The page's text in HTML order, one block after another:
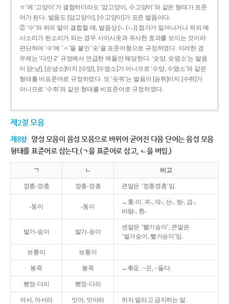
ㅎ’에 ‘고양이’가 결합하더라도 ‘암고양이, 수고양이’와 같은 형태가 표준
어가 된다. 발음도 [암고양이], [수고양이]가 표준 발음이다.
② ‘수’와 뒤의 말이 결합할 때, 발음상 [ㄴ(ㄴ)] 첨가가 일어나거나 뒤의 예
사소리가 된소리가 되는 경우 사이시옷과 유사한 효과를 보이는 것이라
판단하여 ‘수’에 ‘ㅅ’을 붙인 ‘숫’을 표준어형으로 규정하였다. 이러한 경
우에는 ‘다만 2’ 규정에서 언급한 예들만 해당한다. ‘숫양, 숫염소’는 발음
이 [순냥], [순념소]이지 [수양], [수염소]가 아니므로 ‘수양, 수염소’와 같은
형태를 비표준어로 규정하였다. 또 ‘숫쥐’는 발음이 [숟쮜]이지 [수쥐]가
아니므로 ‘수쥐’와 같은 형태를 비표준어로 규정하였다.
제2절 모음
제8항 양성 모음이 음성 모음으로 바뀌어 굳어진 다음 단어는 음성 모음
형태를 표준어로 삼는다.(ㄱ을 표준어로 삼고, ㄴ을 버림.)
ㄱ ㄴ 비고
깡충-깡충 깡총-깡총 큰말은 ‘껑충껑충’임.
-둥이 -동이
←童-이. 귀-, 막-, 선-, 쌍-, 검-,
바람-, 흰-.
발가-숭이 발가-송이
센말은 ‘빨가숭이’, 큰말은
‘벌거숭이, 뻘거숭이’임.
보퉁이 보통이
봉죽 봉족 ←奉足. ~꾼, ~들다.
뻗정-다리 뻗장-다리
아서, 아서라 앗아, 앗아라 하지 말라고 금지하는 말.